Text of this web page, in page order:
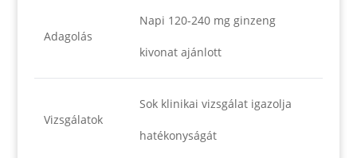
Adagolás
Napi 120-240 mg ginzeng
kivonat ajánlott
Vizsgálatok
Sok klinikai vizsgálat igazolja
hatékonyságát